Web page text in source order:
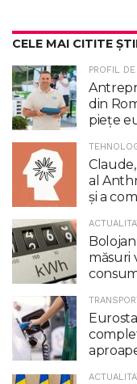
CELE MAI CITITE
PROFIL DE
din
piețe
al
şi a
măsuri